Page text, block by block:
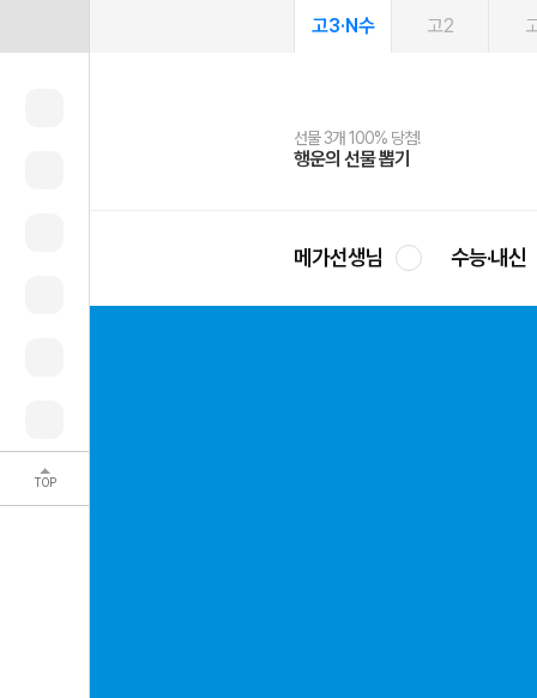
TOP
고3·N수 고2
선물 3개 100% 당첨!
행운의 선물 뽑기
선물 100% 증정!
메가스터디 X 올리브
여름방학 스터디 캐시백
메가런 썸머스쿨
2027 러셀 단과
강사 공개선발
스마트러닝앱
설문 EVENT
메가패스
3일 무료 체험권
메가패스 수강생 무료혜택!
메가클럽 멤버십
사회공헌 캠페인
희망이룸 메가나눔
메가선생님 수능·내신